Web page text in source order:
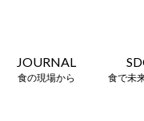
JOURNAL
食の現場から 食で未